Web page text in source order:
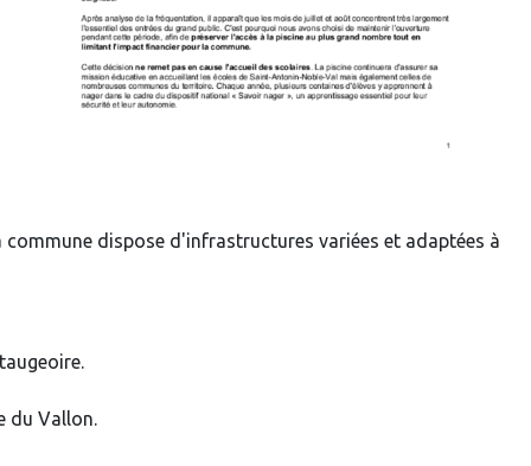
dispose d'infrastructures variées et adaptées à
du Vallon.